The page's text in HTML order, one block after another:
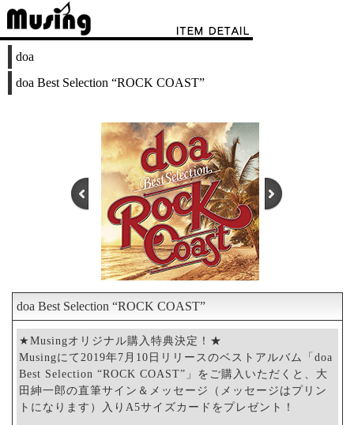
doa
doa Best Selection “ROCK COAST”
doa Best Selection “ROCK COAST”
★Musingオリジナル購入特典決定！★
Musingにて2019年7月10日リリースのベストアルバム「doa
Best Selection “ROCK COAST”」をご購入いただくと、大
田紳一郎の直筆サイン＆メッセージ（メッセージはプリン
トになります）入りA5サイズカードをプレゼント！